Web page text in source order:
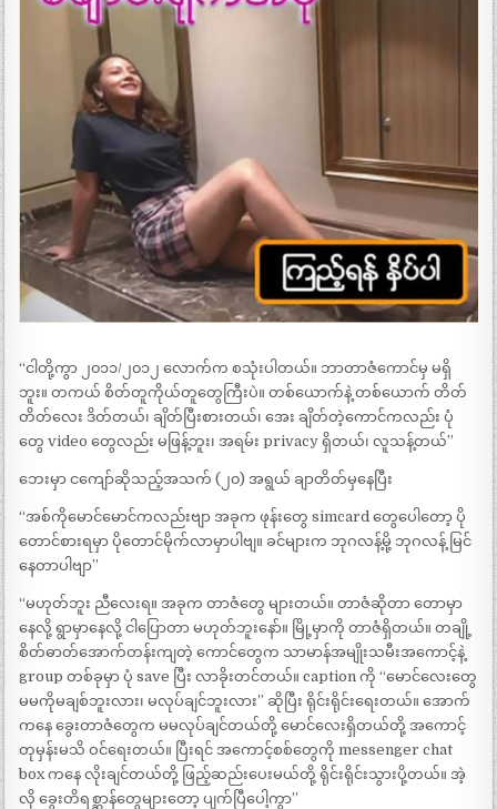
“ငါတို့ကွာ ၂၀၁၁/၂၀၁၂ လောက်က စသုံးပါတယ်။ ဘာတာဇံကောင်မှ မရှိ
ဘူး။ တကယ် စိတ်တူကိုယ်တူတွေကြီးပဲ။ တစ်ယောက်နဲ့ တစ်ယောက် တိတ်
တိတ်လေး ဒိတ်တယ်၊ ချိတ်ပြီးစားတယ်၊ အေး ချိတ်တဲ့ကောင်ကလည်း ပုံ
တွေ video တွေလည်း မဖြန့်ဘူး၊ အရမ်း privacy ရှိတယ်၊ လူသန့်တယ်”
ဘေးမှာ ငကျော်ဆိုသည့်အသက် (၂၀) အရွယ် ချာတိတ်မှနေပြီး
“အစ်ကိုမောင်မောင်ကလည်းဗျာ အခုက ဖုန်းတွေ simcard တွေပေါတော့ ပို
တောင်စားရမှာ ပိုတောင်မိုက်လာမှာပါဗျ။ ခင်များက ဘုဂလန့်မို့ ဘုဂလန့် မြင်
နေတာပါဗျာ”
“မဟုတ်ဘူး ညီလေးရ။ အခုက တာဇံတွေ များတယ်။ တာဇံဆိုတာ တောမှာ
နေလို့ ရွာမှာနေလို့ ငါပြောတာ မဟုတ်ဘူးနော်။ မြို့မှာကို တာဇံရှိတယ်။ တချို့
စိတ်ဓာတ်အောက်တန်းကျတဲ့ ကောင်တွေက သာမာန်အမျိုးသမီးအကောင့်နဲ့
group တစ်ခုမှာ ပုံ save ပြီး လာခိုးတင်တယ်။ caption ကို “မောင်လေးတွေ
မမကိုမချစ်ဘူးလား၊ မလုပ်ချင်ဘူးလား” ဆိုပြီး ရိုင်းရိုင်းရေးတယ်။ အောက်
ကနေ ခွေးတာဇံတွေက မမလုပ်ချင်တယ်တို့ မောင်လေးရှိတယ်တို့ အကောင့်
တုမှန်းမသိ ဝင်ရေးတယ်။ ပြီးရင် အကောင့်စစ်တွေကို messenger chat
box ကနေ လိုးချင်တယ်တို့ ဖြည့်ဆည်းပေးမယ်တို့ ရိုင်းရိုင်းသွားပို့တယ်။ အဲ့
လို ခွေးတိရစ္ဆာန်တွေများတော့ ပျက်ပြီပေါ့ကွာ”